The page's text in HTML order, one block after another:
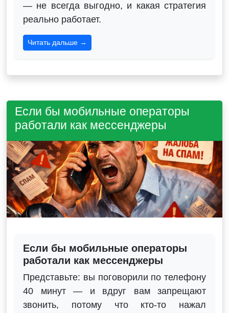
— не всегда выгодно, и какая стратегия
реально работает.
Читать дальше →
Если бы мобильные операторы
работали как мессенджеры
Если бы мобильные операторы
работали как мессенджеры
Представьте: вы поговорили по телефону
40 минут — и вдруг вам запрещают
звонить, потому что кто-то нажал